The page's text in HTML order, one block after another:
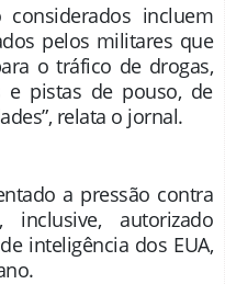
incluem
pelos militares que
o tráfico de drogas,
e pistas de pouso, de
relata o jornal.
a pressão contra
autorizado
inteligência dos EUA,